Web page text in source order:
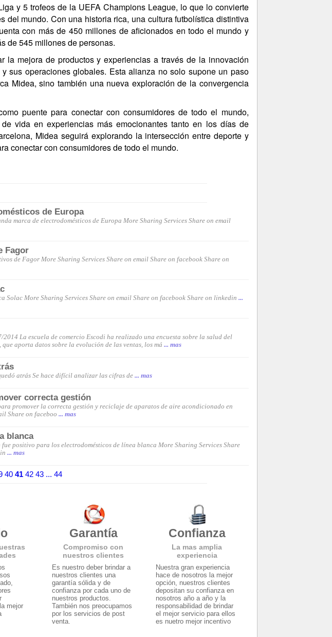
y 5 trofeos de la UEFA Champions League, lo que lo convierte
del mundo. Con una historia rica, una cultura futbolística distintiva
con más de 450 millones de aficionados en todo el mundo y
de 545 millones de personas.
la mejora de productos y experiencias a través de la innovación
sus operaciones globales. Esta alianza no solo supone un paso
Midea, sino también una nueva exploración de la convergencia
puente para conectar con consumidores de todo el mundo,
vida en experiencias más emocionantes tanto en los días de
Midea seguirá explorando la intersección entre deporte y
conectar con consumidores de todo el mundo.
de Europa
marca de electrodomésticos de Europa More Sharing Services Share on email
Fagor
de Fagor More Sharing Services Share on email Share on facebook Share on
Solac More Sharing Services Share on email Share on facebook Share on linkedin...
2014 La escuela de comercio Escodi ha realizado una encuesta sobre la salud del
aporta datos sobre la evolución de las ventas, los má... mas
atrás Se hace difícil analizar las cifras de... mas
correcta gestión
promover la correcta gestión y reciclaje de aparatos de aire acondicionado en
Share on faceboo... mas
blanca
positivo para los electrodomésticos de línea blanca More Sharing Services Share
... mas
40 41 42 43 ... 44
mejor
Garantía
Compromiso con
nuestros clientes
Es nuestro deber brindar a
nuestros clientes una
garantía sólida y de
confianza por cada uno de
nuestros productos.
También nos preocupamos
por los servicios de post
venta.
Confianza
La mas amplia
experiencia
Nuestra gran experiencia
hace de nosotros la mejor
opción, nuestros clientes
depositan su confianza en
nosotros año a año y la
responsabilidad de brindar
el mejor servicio para ellos
es nuetro mejor incentivo